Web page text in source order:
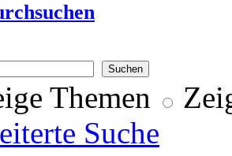
Themen
Suche